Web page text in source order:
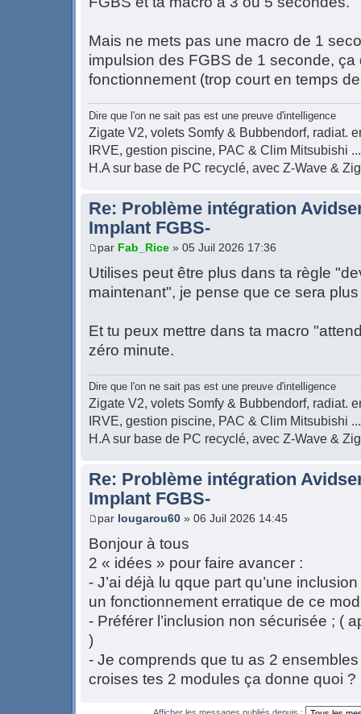
Mais ne mets pas une macro de 1
impulsion des FGBS de 1 seconde,
fonctionnement (trop court en temps
Dire que l'on ne sait pas est une preuve d'intelligence
Zigate V2, volets Somfy & Bubbendorf, radiat.
IRVE, gestion piscine, PAC & Clim Mitsubishi ...
H.A sur base de PC recyclé, avec Z-Wave &
Re: Problème intégration
Implant FGBS-
par Fab_Rice » 05 Juil 2026 17:36
Utilises peut être plus dans ta règle
maintenant", je pense que ce sera
Et tu peux mettre dans ta macro
zéro minute.
Dire que l'on ne sait pas est une preuve d'intelligence
Zigate V2, volets Somfy & Bubbendorf, radiat.
IRVE, gestion piscine, PAC & Clim Mitsubishi ...
H.A sur base de PC recyclé, avec Z-Wave &
Re: Problème intégration
Implant FGBS-
par lougarou60 » 06 Juil 2026 14:45
Bonjour à tous
2 « idées » pour faire avancer :
- J’ai déjà lu qque part qu’une
un fonctionnement erratique de ce
- Préférer l’inclusion non sécurisée ; (
)
- Je comprends que tu as 2
croises tes 2 modules ça donne quoi ?